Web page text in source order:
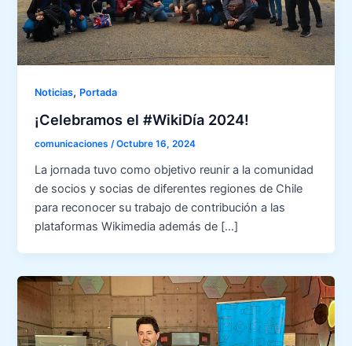
Noticias, Portada
¡Celebramos el #WikiDía 2024!
comunicaciones /Octubre 16, 2024
La jornada tuvo como objetivo reunir a la comunidad
de socios y socias de diferentes regiones de Chile
para reconocer su trabajo de contribución a las
plataformas Wikimedia además de […]